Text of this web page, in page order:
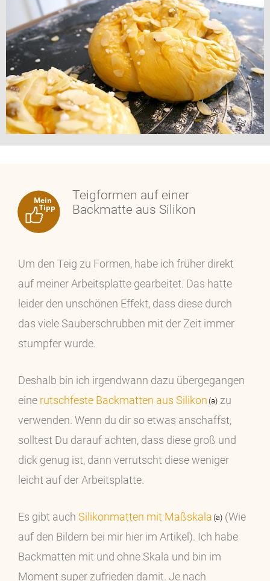
Teigformen auf einer
Backmatte aus Silikon
Um den Teig zu Formen, habe ich früher direkt
auf meiner Arbeitsplatte gearbeitet. Das hatte
leider den unschönen Effekt, dass diese durch
das viele Sauberschrubben mit der Zeit immer
stumpfer wurde.
Deshalb bin ich irgendwann dazu übergegangen
eine rutschfeste Backmatten aus Silikon
zu
verwenden. Wenn du dir so etwas anschaffst,
solltest Du darauf achten, dass diese groß und
dick genug ist, dann verrutscht diese weniger
leicht auf der Arbeitsplatte.
Es gibt auch Silikonmatten mit Maßskala
(Wie
auf den Bildern bei mir hier im Artikel). Ich habe
Backmatten mit und ohne Skala und bin im
Moment super zufrieden damit. Je nach